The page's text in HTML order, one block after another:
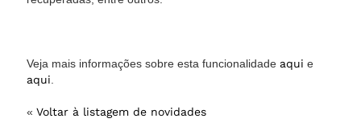
Veja mais informações sobre esta funcionalidade aqui e
aqui
« Voltar à listagem de novidades